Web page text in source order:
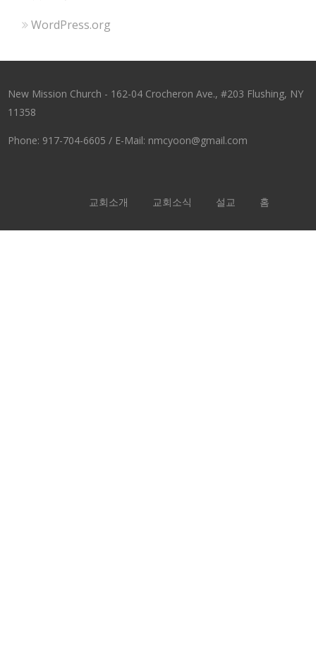
WordPress.org
New Mission Church - 162-04 Crocheron Ave., #203 Flushing, NY
11358
Phone: 917-704-6605 / E-Mail: nmcyoon@gmail.com
교회소개 교회소식 설교 홈